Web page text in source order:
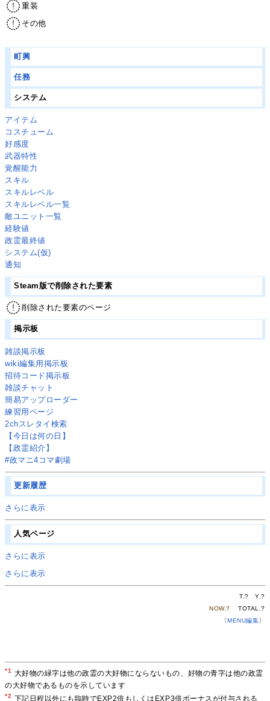
重装
その他
町興
任務
システム
アイテム
コスチューム
好感度
武器特性
覚醒能力
スキル
スキルレベル
スキルレベル一覧
敵ユニット一覧
経験値
政霊最終値
システム(仮)
通知
Steam版で削除された要素
削除された要素のページ
掲示板
雑談掲示板
wiki編集用掲示板
招待コード掲示板
雑談チャット
簡易アップローダー
練習用ページ
2chスレタイ検索
【今日は何の日】
【政霊紹介】
#政マニ4コマ劇場
更新履歴
さらに表示
人気ページ
さらに表示
さらに表示
T.? Y.?
NOW.? TOTAL.?
〔MENU編集〕
*1
大好物の緑字は他の政霊の大好物にならないもの、好物の青字は他の政霊
の大好物であるものを示しています
*2 下記日程以外にも臨時でEXP2倍もしくはEXP3倍ボーナスが付与される